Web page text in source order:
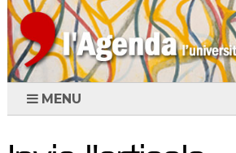
MENU